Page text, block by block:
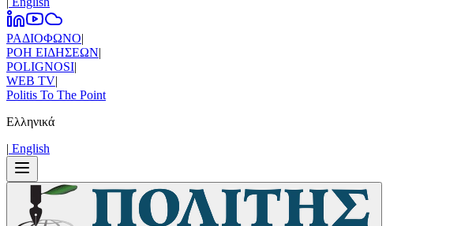
ΡΑΔΙΟΦΩΝΟ|
ΡΟΗ ΕΙΔΗΣΕΩΝ|
POLIGNOSI|
WEB TV|
Politis To The Point
Ελληνικά
| Εnglish